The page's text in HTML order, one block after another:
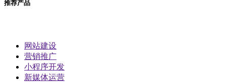
推荐产品
网站建设
营销推广
小程序开发
新媒体运营